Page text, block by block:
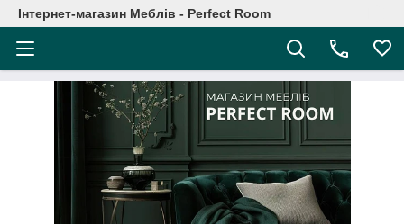
Інтернет-магазин Меблів - Perfect Room